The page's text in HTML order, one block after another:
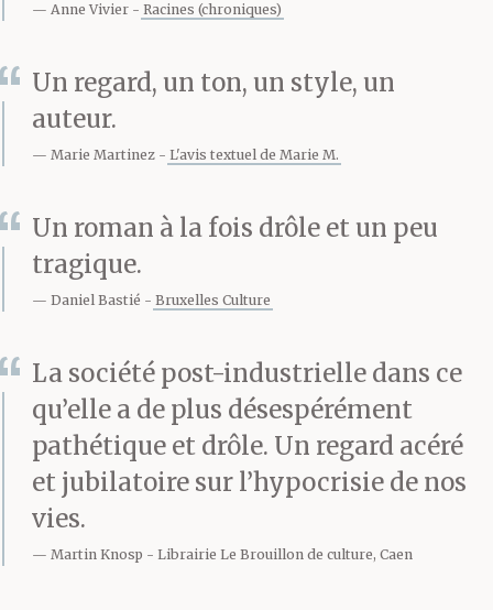
peu, ferme les yeux :
elle se rappelle le petit
les sacrifices qu’il a pas
dû faire, lui, pour
relative
accréditation lorsqu’il
officiait sur Terre.
Anne Vivier Racines (chroniques)
Un regard, un ton, un style, un
auteur.
Marie Martinez L'avis textuel de Marie M.
Un roman à la fois drôle et un peu
tragique.
Daniel Bastié Bruxelles Culture
La société post-industrielle dans ce
qu’elle a de plus désespérément
pathétique et drôle. Un regard acéré
et jubilatoire sur l’hypocrisie de nos
vies.
Martin Knosp Librairie Le Brouillon de culture, Caen